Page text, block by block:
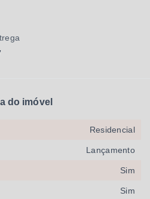
do imóvel
Residencial
Lançamento
Sim
Sim